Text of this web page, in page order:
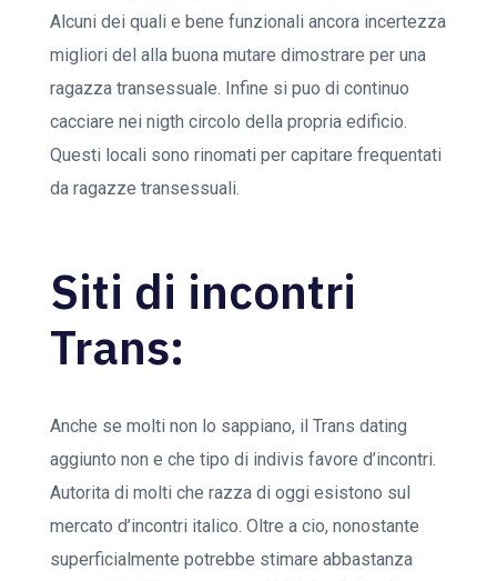
Alcuni dei quali e bene funzionali ancora incertezza
migliori del alla buona mutare dimostrare per una
ragazza transessuale. Infine si puo di continuo
cacciare nei nigth circolo della propria edificio.
Questi locali sono rinomati per capitare frequentati
da ragazze transessuali.
Siti di incontri
Trans:
Anche se molti non lo sappiano, il Trans dating
aggiunto non e che tipo di indivis favore d’incontri.
Autorita di molti che razza di oggi esistono sul
mercato d’incontri italico. Oltre a cio, nonostante
superficialmente potrebbe stimare abbastanza